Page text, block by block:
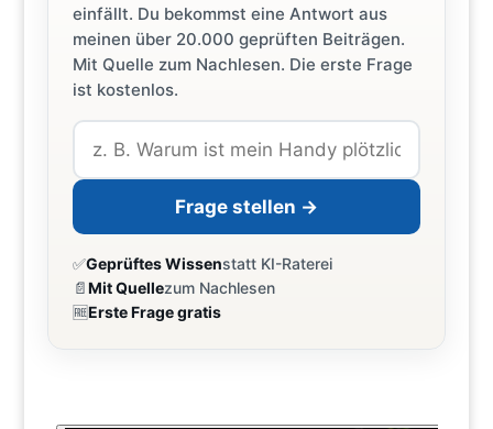
einfällt. Du bekommst eine Antwort aus
meinen über 20.000 geprüften Beiträgen.
Mit Quelle zum Nachlesen. Die erste Frage
ist kostenlos.
Frage stellen →
✅Geprüftes Wissenstatt KI-Raterei
📄Mit Quellezum Nachlesen
🆓Erste Frage gratis